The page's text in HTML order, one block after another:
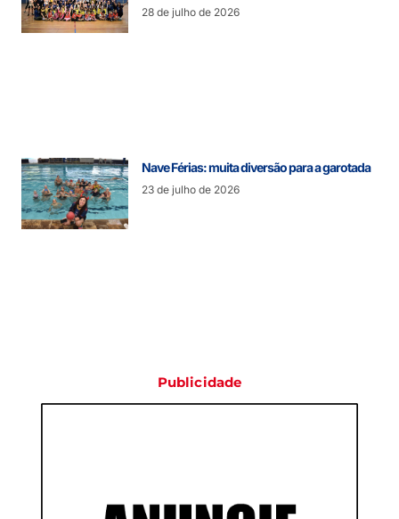
28 de julho de 2026
Nave Férias: muita diversão para a garotada
23 de julho de 2026
Publicidade